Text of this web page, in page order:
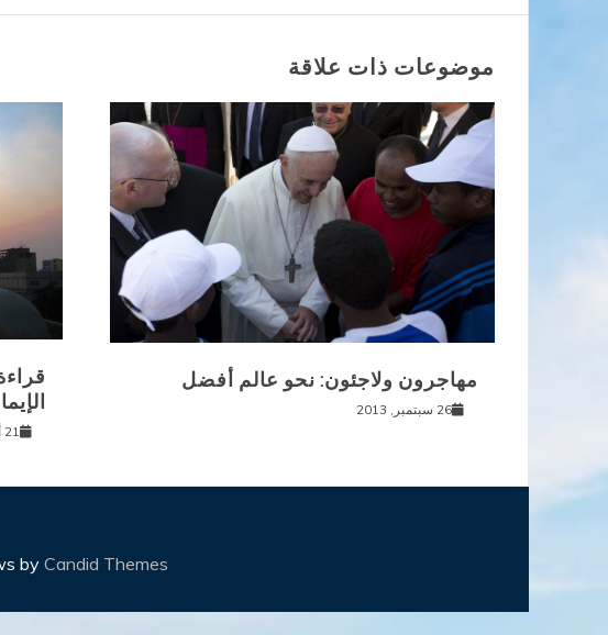
المقالات
موضوعات ذات علاقة
21 أكتوبر, 2013
مهاجرون ولاجئون: نحو عالم أفضل
26 سبتمبر, 2013
byCandid Themes